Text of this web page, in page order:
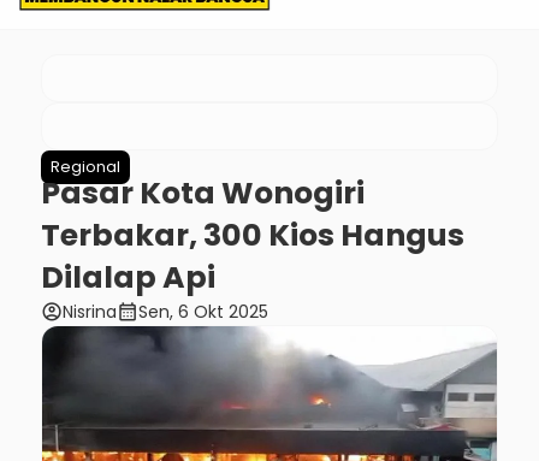
Regional
Pasar Kota Wonogiri
Terbakar, 300 Kios Hangus
Dilalap Api
account_circleNisrinacalendar_monthSen, 6 Okt 2025